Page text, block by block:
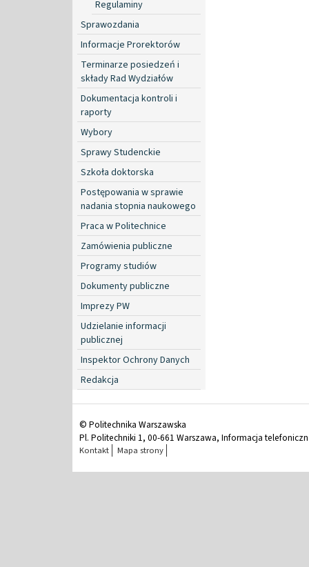
Regulaminy
Sprawozdania
Informacje Prorektorów
Terminarze posiedzeń i
składy Rad Wydziałów
Dokumentacja kontroli i
raporty
Wybory
Sprawy Studenckie
Szkoła doktorska
Postępowania w sprawie
nadania stopnia naukowego
Praca w Politechnice
Zamówienia publiczne
Programy studiów
Dokumenty publiczne
Imprezy PW
Udzielanie informacji
publicznej
Inspektor Ochrony Danych
Redakcja
© Politechnika Warszawska
Pl. Politechniki 1, 00-661 Warszawa, Informacja
Kontakt Mapa strony